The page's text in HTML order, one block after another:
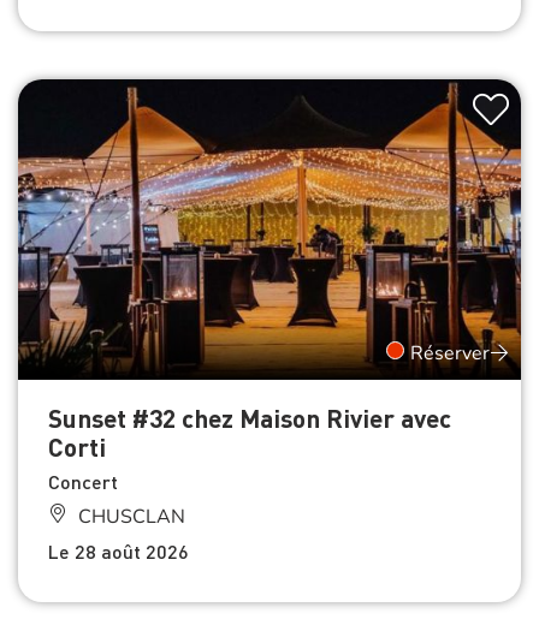
Réserver
Sunset #32 chez Maison Rivier avec
Corti
Concert
CHUSCLAN
Le 28 août 2026